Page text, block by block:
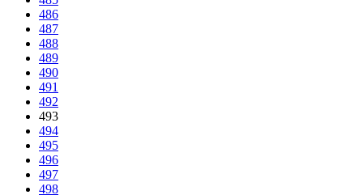
486
487
488
489
490
491
492
493
494
495
496
497
498